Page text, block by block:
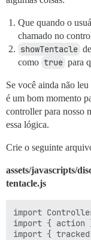
Que quando o
chamado no
showTentacle
como true para
Se você ainda não leu
é um bom momento
controller para nosso
essa lógica.
Crie o seguinte
assets/javascripts/
tentacle.js
import
import { action
import {